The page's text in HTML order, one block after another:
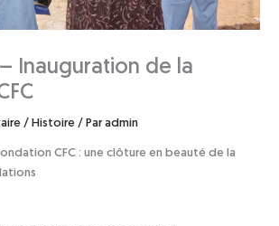
Inauguration de la
/ Histoire / Paradmin
CFC : une clôture en beauté de la